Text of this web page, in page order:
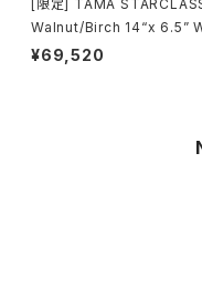
[限定] TAMA
Walnut/Birch 14“x 6.5”
S65BB-VBF Vermillion
¥69,520